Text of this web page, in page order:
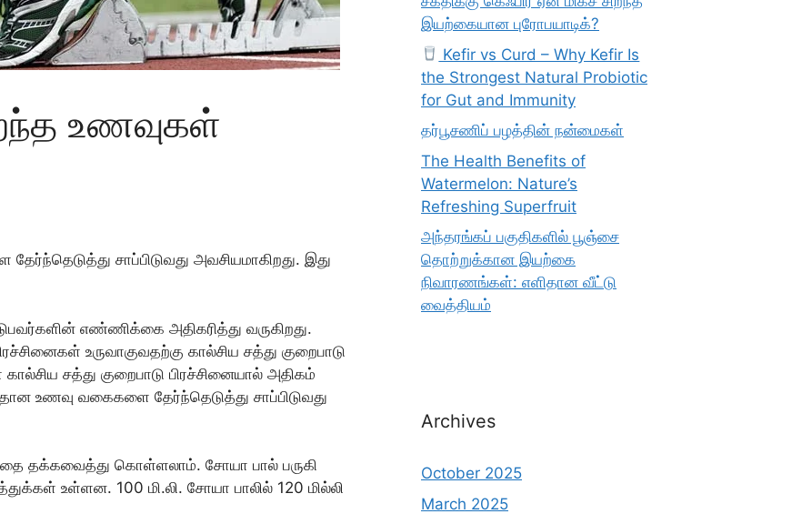
உணவுகள்
சாப்பிடுவது அவசியமாகிறது. இது
எண்ணிக்கை அதிகரித்து வருகிறது.
உருவாகுவதற்கு கால்சிய சத்து குறைபாடு
சத்து குறைபாடு பிரச்சினையால் அதிகம்
உணவு வகைகளை தேர்ந்தெடுத்து சாப்பிடுவது
தக்கவைத்து கொள்ளலாம். சோயா பால் பருகி
உள்ளன. 100 மி.லி. சோயா பாலில் 120 மில்லி
இயற்கையான புரோபயாடிக்?
Kefir vs Curd – Why Kefir Is
the Strongest Natural Probiotic
for Gut and Immunity
தர்பூசணிப் பழத்தின் நன்மைகள்
The Health Benefits of
Watermelon: Nature’s
Refreshing Superfruit
அந்தரங்கப் பகுதிகளில் பூஞ்சை
தொற்றுக்கான இயற்கை
நிவாரணங்கள்: எளிதான வீட்டு
வைத்தியம்
Archives
October 2025
March 2025